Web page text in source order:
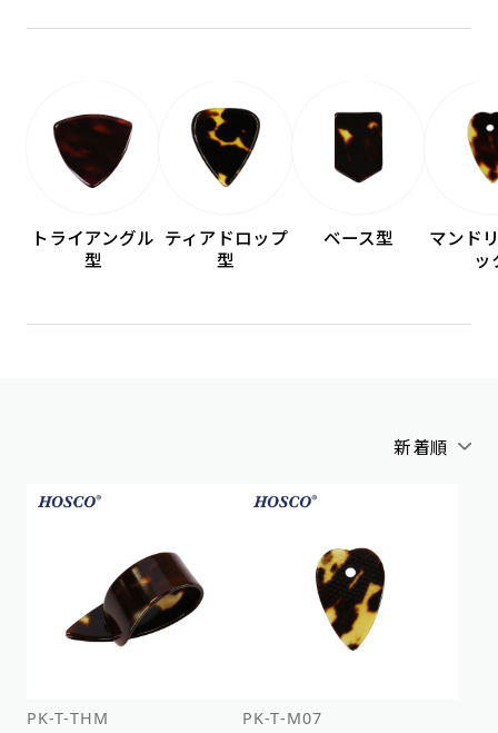
トライアングル
型
ティアドロップ
型
ベース型
マンド
ッ
新着順
アルファベット順
新着順
価格が安い順
価格が高い順
PK-T-THM PK-T-M07